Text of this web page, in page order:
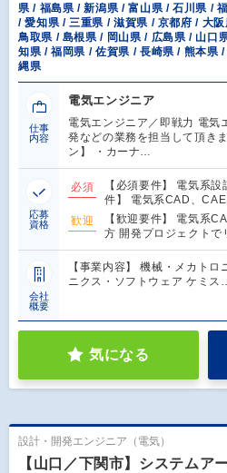
県 / 福島県 / 新潟県 / 富山県 / 石川県 /
/ 愛知県 / 三重県 / 滋賀県 / 京都府 / 大
鳥取県 / 島根県 / 岡山県 / 広島県 / 山口
知県 / 福岡県 / 佐賀県 / 長崎県 / 熊本県
縄県
仕事
内容
電気エンジニア
電気エンジニア／即戦力 電気
発などの業務を担当して頂き
ン】 ・カーナ…
応募
資格
必須
【必須要件】 電気系
件】 電気系CAD、
歓迎
【歓迎要件】 電気系
方 開発プロジェクト
会社
概要
【事業内容】 機械・メカト
ニクス・ソフトウェア ケミス
気になる
設計・開発エンジニア（電気）
【山口／下関市】システム